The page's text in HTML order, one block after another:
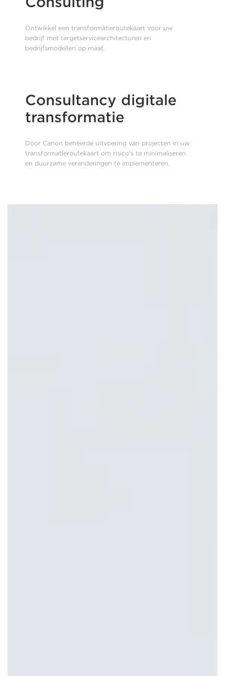
Ontwikkel een transformatieroutekaart voor uw
bedrijf met targetservicearchitecturen en
bedrijfsmodellen op maat.
Consultancy digitale
transformatie
Door Canon beheerde uitvoering van projecten in uw
transformatieroutekaart om risico's te minimaliseren
en duurzame veranderingen te implementeren.